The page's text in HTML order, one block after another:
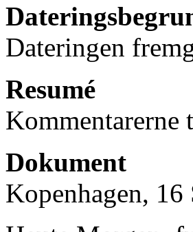
Dateringen
Resumé
Kommentarerne
Dokument
Kopenhagen, 16